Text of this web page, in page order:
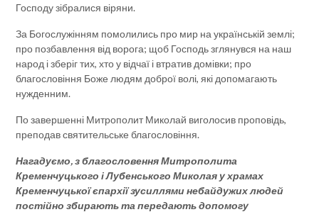
Господу зібралися віряни.
За Богослужінням помолились про мир на українській землі;
про позбавлення від ворога; щоб Господь зглянувся на наш
народ і зберіг тих, хто у відчаї і втратив домівки; про
благословіння Боже людям доброї волі, які допомагають
нужденним.
По завершенні Митрополит Миколай виголосив проповідь,
преподав святительське благословіння.
Нагадуємо, з благословення Митрополита
Кременчуцького і Лубенського Миколая у храмах
Кременчуцької єпархії зусиллями небайдужих людей
постійно збирають та передають допомогу